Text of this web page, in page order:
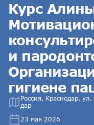
Курс
и
гигиене
Россия, Краснодар,
дар
23 мая 2026